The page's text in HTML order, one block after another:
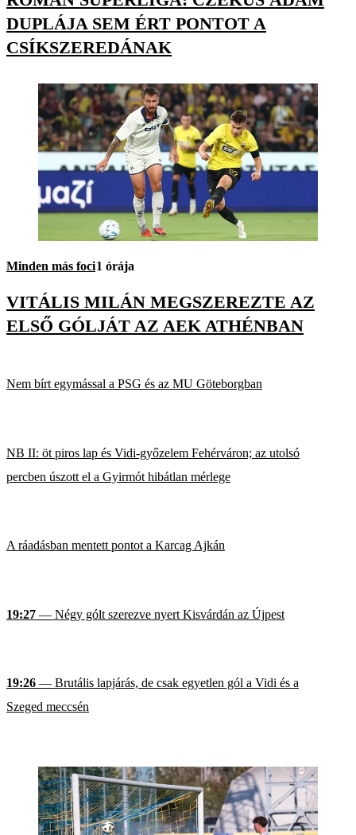
DUPLÁJA SEM ÉRT PONTOT A
CSÍKSZEREDÁNAK
Minden más foci1 órája
VITÁLIS MILÁN MEGSZEREZTE AZ
ELSŐ GÓLJÁT AZ AEK ATHÉNBAN
Nem bírt egymással a PSG és az MU Göteborgban
NB II: öt piros lap és Vidi-győzelem Fehérváron; az utolsó
percben úszott el a Gyirmót hibátlan mérlege
A ráadásban mentett pontot a Karcag Ajkán
19:27 — Négy gólt szerezve nyert Kisvárdán az Újpest
19:26 — Brutális lapjárás, de csak egyetlen gól a Vidi és a
Szeged meccsén